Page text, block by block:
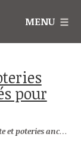
MENU
pour
des antiquités pour votre décoration